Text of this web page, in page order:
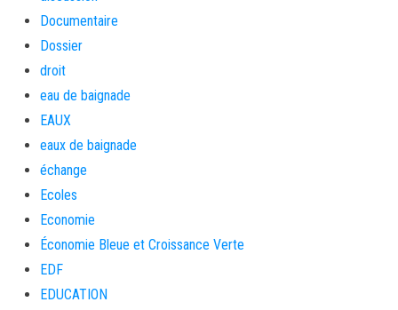
Documentaire
Dossier
droit
eau de baignade
EAUX
eaux de baignade
échange
Ecoles
Economie
Économie Bleue et Croissance Verte
EDF
EDUCATION